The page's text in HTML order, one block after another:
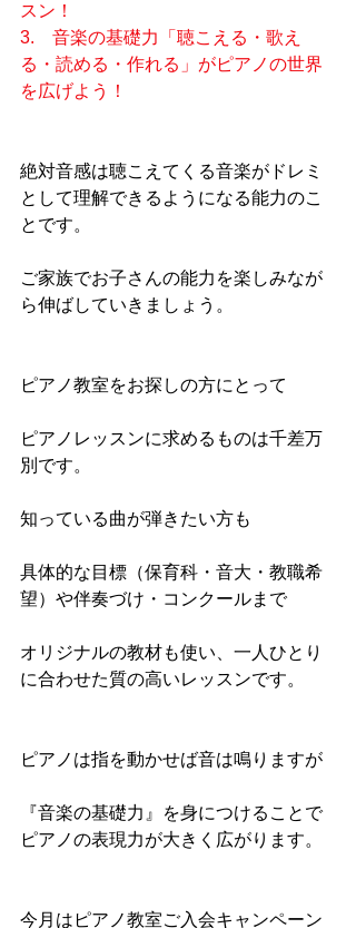
スン！
3.　音楽の基礎力「聴こえる・歌え
る・読める・作れる」がピアノの世界
を広げよう！
絶対音感は聴こえてくる音楽がドレミ
として理解できるようになる能力のこ
とです。
ご家族でお子さんの能力を楽しみなが
ら伸ばしていきましょう。
ピアノ教室をお探しの方にとって
ピアノレッスンに求めるものは千差万
別です。
知っている曲が弾きたい方も
具体的な目標（保育科・音大・教職希
望）や伴奏づけ・コンクールまで
オリジナルの教材も使い、一人ひとり
に合わせた質の高いレッスンです。
ピアノは指を動かせば音は鳴りますが
『音楽の基礎力』を身につけることで
ピアノの表現力が大きく広がります。
今月はピアノ教室ご入会キャンペーン